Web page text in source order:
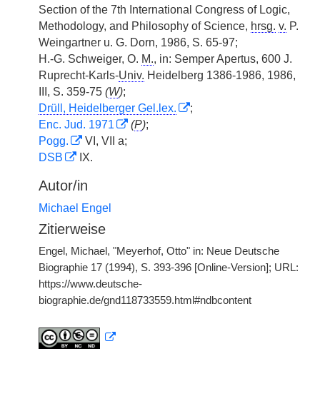
Section of the 7th International Congress of Logic,
Methodology, and Philosophy of Science, hrsg. v. P.
Weingartner u. G. Dorn, 1986, S. 65-97;
H.-G. Schweiger, O. M., in: Semper Apertus, 600 J.
Ruprecht-Karls-Univ. Heidelberg 1386-1986, 1986,
III, S. 359-75 (W);
Drüll, Heidelberger Gel.lex.
;
Enc. Jud. 1971
(P);
Pogg.
VI, VII a;
DSB
IX.
Autor/in
Michael Engel
Zitierweise
Engel, Michael, "Meyerhof, Otto" in: Neue Deutsche
Biographie 17 (1994), S. 393-396 [Online-Version]; URL:
https://www.deutsche-
biographie.de/gnd118733559.html#ndbcontent